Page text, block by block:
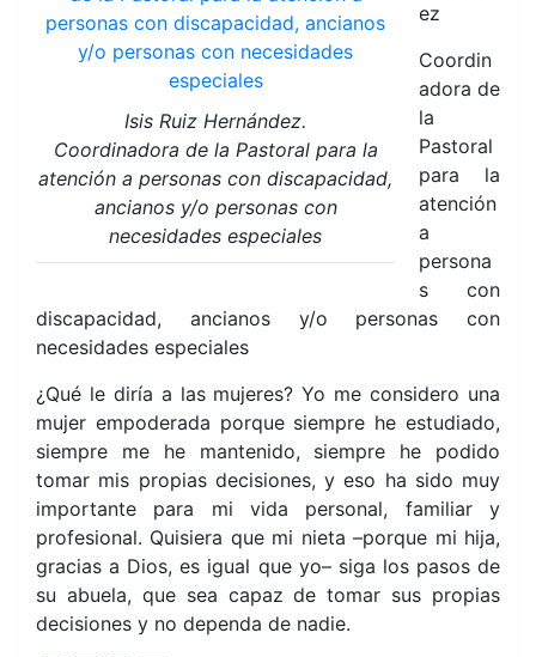
Isis Ruiz Hernández.
Coordinadora de la Pastoral para la
atención a personas con discapacidad,
ancianos y/o personas con
necesidades especiales
ez
Coordin
adora de
la
Pastoral
para la
atención
a
persona
s con
discapacidad, ancianos y/o personas con
necesidades especiales
¿Qué le diría a las mujeres? Yo me considero una
mujer empoderada porque siempre he estudiado,
siempre me he mantenido, siempre he podido
tomar mis propias decisiones, y eso ha sido muy
importante para mi vida personal, familiar y
profesional. Quisiera que mi nieta –porque mi hija,
gracias a Dios, es igual que yo– siga los pasos de
su abuela, que sea capaz de tomar sus propias
decisiones y no dependa de nadie.